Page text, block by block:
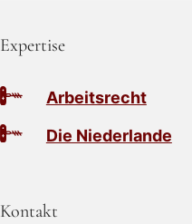
Expertise
Arbeitsrecht
Die Niederlande
Kontakt